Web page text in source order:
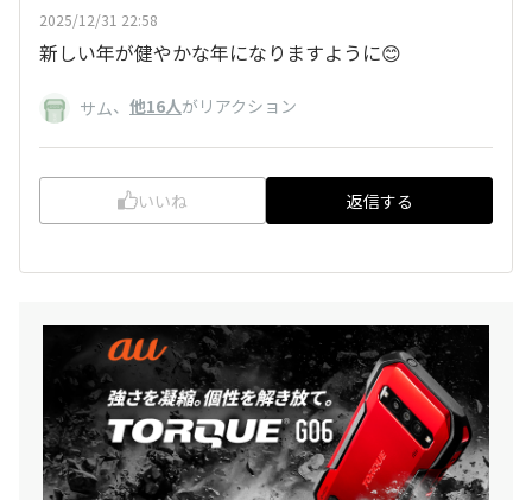
2025/12/31 22:58
新しい年が健やかな年になりますように😊
サム、 他16人がリアクション
いいね 返信する